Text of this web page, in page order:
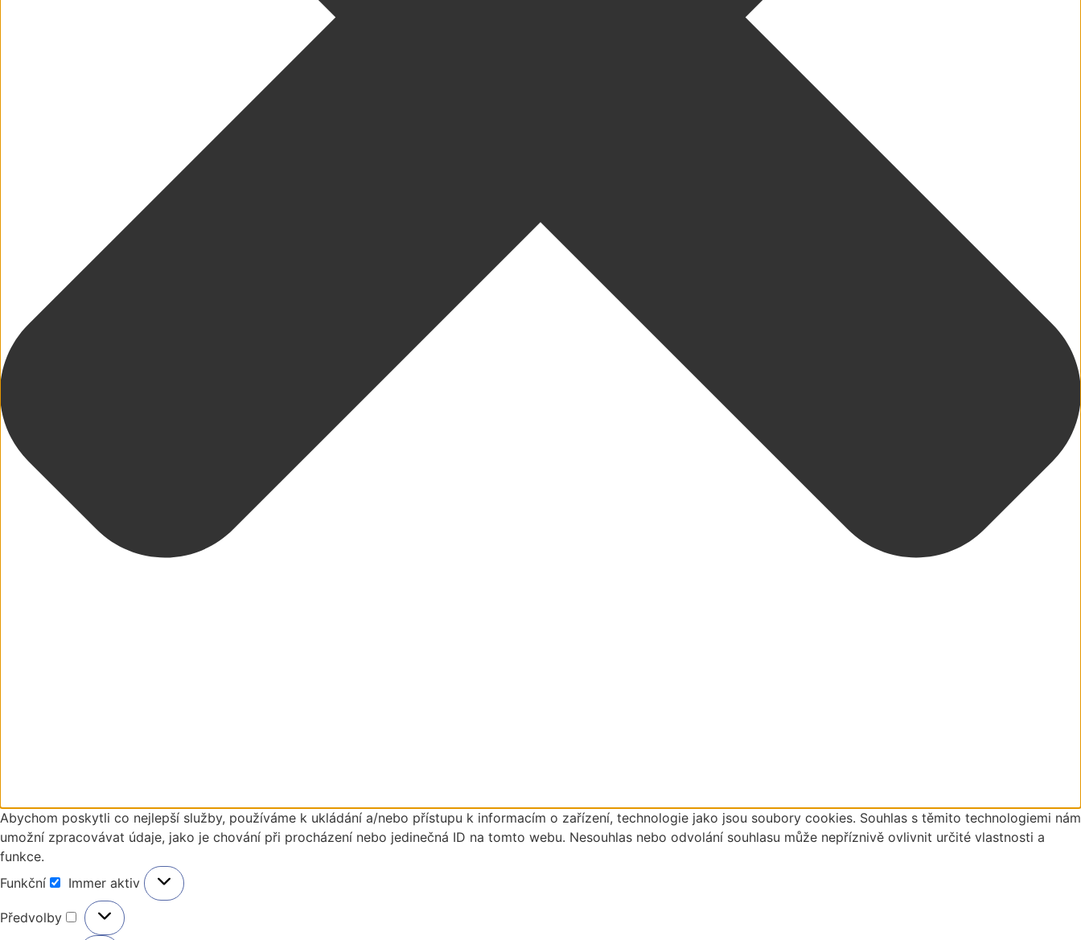
Abychom poskytli co nejlepší služby, používáme k ukládání a/nebo přístupu k informacím o zařízení, technologie jako jsou soubory cookies. Souhlas s těmito technologiemi nám
umožní zpracovávat údaje, jako je chování při procházení nebo jedinečná ID na tomto webu. Nesouhlas nebo odvolání souhlasu může nepříznivě ovlivnit určité vlastnosti a
funkce.
Funkční
Funkční
Immer aktiv
Předvolby
Předvolby